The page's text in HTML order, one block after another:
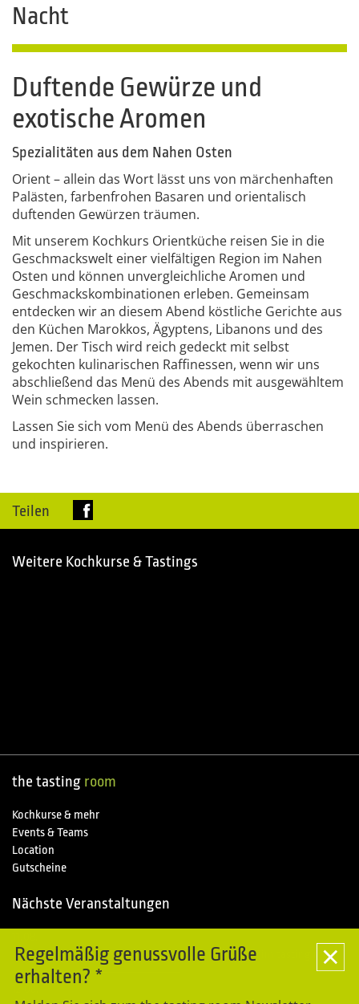
Nacht
Duftende Gewürze und
exotische Aromen
Spezialitäten aus dem Nahen Osten
Orient – allein das Wort lässt uns von märchenhaften
Palästen, farbenfrohen Basaren und orientalisch
duftenden Gewürzen träumen.
Mit unserem Kochkurs Orientküche reisen Sie in die
Geschmackswelt einer vielfältigen Region im Nahen
Osten und können unvergleichliche Aromen und
Geschmackskombinationen erleben. Gemeinsam
entdecken wir an diesem Abend köstliche Gerichte aus
den Küchen Marokkos, Ägyptens, Libanons und des
Jemen. Der Tisch wird reich gedeckt mit selbst
gekochten kulinarischen Raffinessen, wenn wir uns
abschließend das Menü des Abends mit ausgewähltem
Wein schmecken lassen.
Lassen Sie sich vom Menü des Abends überraschen
und inspirieren.
Teilen
Weitere Kochkurse & Tastings
Regelmäßig genussvolle Grüße
erhalten? *
the tasting room
Kochkurse & mehr
Events & Teams
Location
Gutscheine
Nächste Veranstaltungen
Kochkurse im Piemonte entdecken - Sommerpause im tasting room